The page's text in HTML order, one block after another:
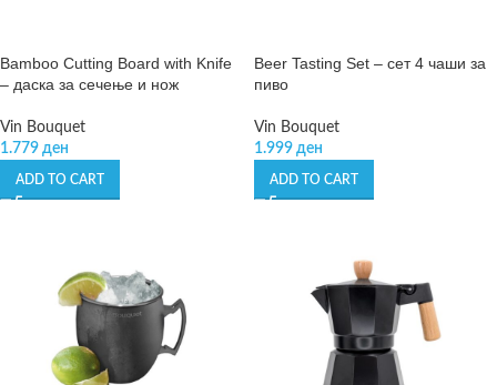
Bamboo Cutting Board with Knife
– даска за сечење и нож
Vin Bouquet
1.779 ден
ADD TO CART
Beer Tasting Set – сет 4 чаши за
пиво
Vin Bouquet
1.999 ден
ADD TO CART